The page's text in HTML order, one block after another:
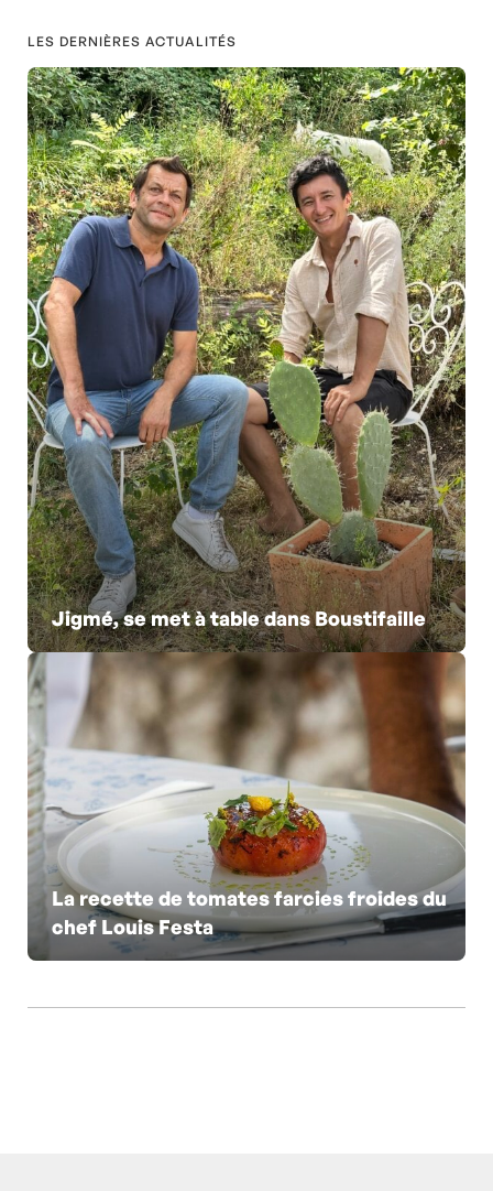
LES DERNIÈRES ACTUALITÉS
Jigmé, se met à table dans Boustifaille
La recette de tomates farcies froides du
chef Louis Festa